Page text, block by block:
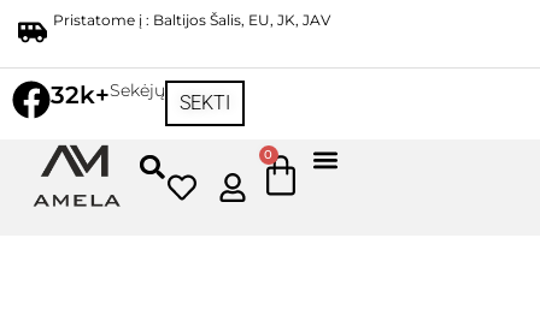
Pristatome į : Baltijos Šalis, EU, JK, JAV
32k+Sekėjų
SEKTI
0